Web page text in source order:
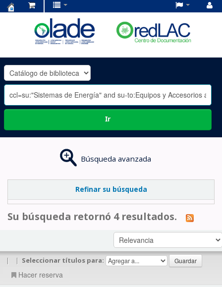
OLADE
-
Ir
Búsqueda avanzada
Refinar su búsqueda
Su búsqueda retornó 4 resultados.
| | Seleccionar títulos para:
Hacer reserva